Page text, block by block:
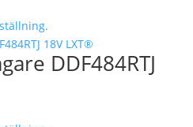
DDF484RTJ